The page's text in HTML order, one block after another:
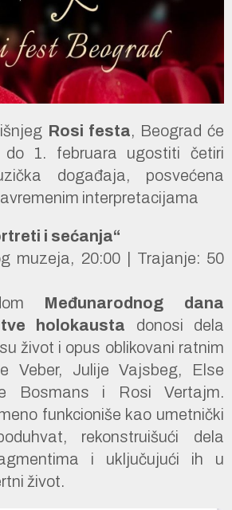
Rosi festa, Beograd će
1. februara ugostiti četiri
događaja, posvećena
interpretacijama
i sećanja“
muzeja, 20:00 | Trajanje: 50
Međunarodnog dana
holokausta donosi dela
život i opus oblikovani ratnim
Veber, Julije Vajsbeg, Else
Bosmans i Rosi Vertajm.
funkcioniše kao umetnički
rekonstruišući dela
i uključujući ih u
život.